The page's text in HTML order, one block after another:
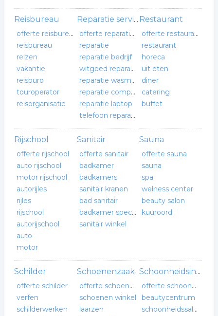
Reisbureau
offerte reisbureau
reisbureau
reizen
vakantie
reisburo
touroperator
reisorganisatie
Reparatie service
offerte reparatie service
reparatie
reparatie bedrijf
witgoed reparatie
reparatie wasmachine
reparatie computer
reparatie laptop
telefoon reparatie
Restaurant
offerte restaurant
restaurant
horeca
uit eten
diner
catering
buffet
Rijschool
offerte rijschool
auto rijschool
motor rijschool
autorijles
rijles
rijschool
autorijschool
auto
motor
Sanitair
offerte sanitair
badkamer
badkamers
sanitair kranen
bad sanitair
badkamer specialist
sanitair winkel
Sauna
offerte sauna
sauna
spa
welness center
beauty salon
kuuroord
Schilder
offerte schilder
verfen
schilderwerken
Schoenenzaak
offerte schoenenzaak
schoenen winkel
laarzen
Schoonheidsinstituut
offerte schoonheidsinstituut
beautycentrum
schoonheidssalon